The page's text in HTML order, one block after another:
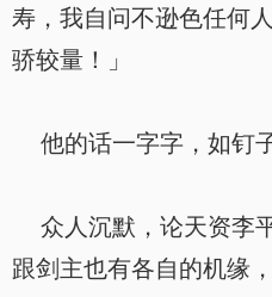
寿，我自问不逊色任何
骄较量！」
他的话一字字，如钉
众人沉默，论天资李
跟剑主也有各自的机缘